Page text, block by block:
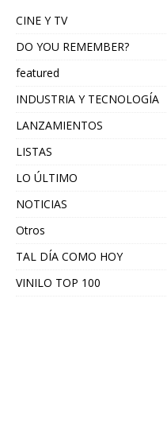
CINE Y TV
DO YOU REMEMBER?
featured
INDUSTRIA Y TECNOLOGÍA
LANZAMIENTOS
LISTAS
LO ÚLTIMO
NOTICIAS
Otros
TAL DÍA COMO HOY
VINILO TOP 100